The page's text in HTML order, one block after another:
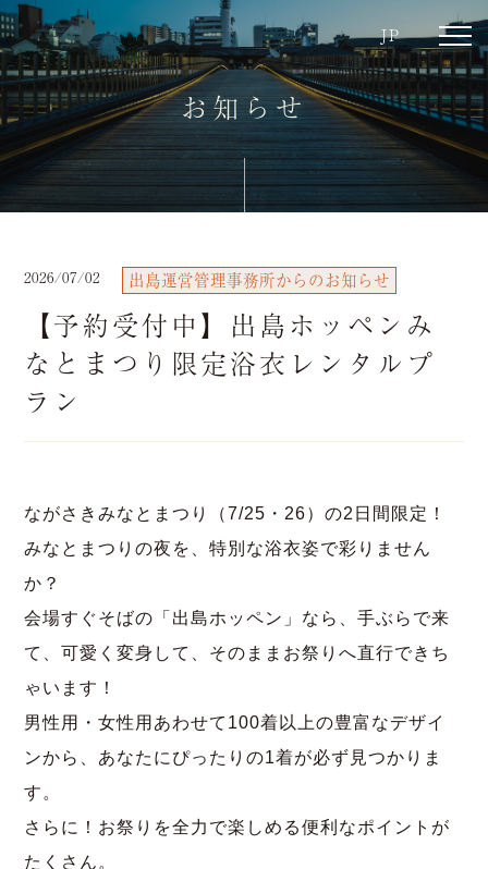
JP
お知らせ
2026/07/02 出島運営管理事務所からのお知らせ
【予約受付中】出島ホッペンみ
なとまつり限定浴衣レンタルプ
ラン
ながさきみなとまつり（7/25・26）の2日間限定！
みなとまつりの夜を、特別な浴衣姿で彩りません
か？
会場すぐそばの「出島ホッペン」なら、手ぶらで来
て、可愛く変身して、そのままお祭りへ直行できち
ゃいます！
男性用・女性用あわせて100着以上の豊富なデザイ
ンから、あなたにぴったりの1着が必ず見つかりま
す。
さらに！お祭りを全力で楽しめる便利なポイントが
たくさん。